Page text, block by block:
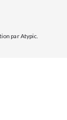
parAtypic